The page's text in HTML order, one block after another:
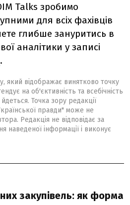
Talks зробимо
для всіх фахівців
глибше зануритись в
аналітики у записі
.
який відображає винятково точку
на об'єктивність та всебічність
Точка зору редакції
правди" може не
Редакція не відповідає за
наведеної інформації і виконує
закупівель: як форма